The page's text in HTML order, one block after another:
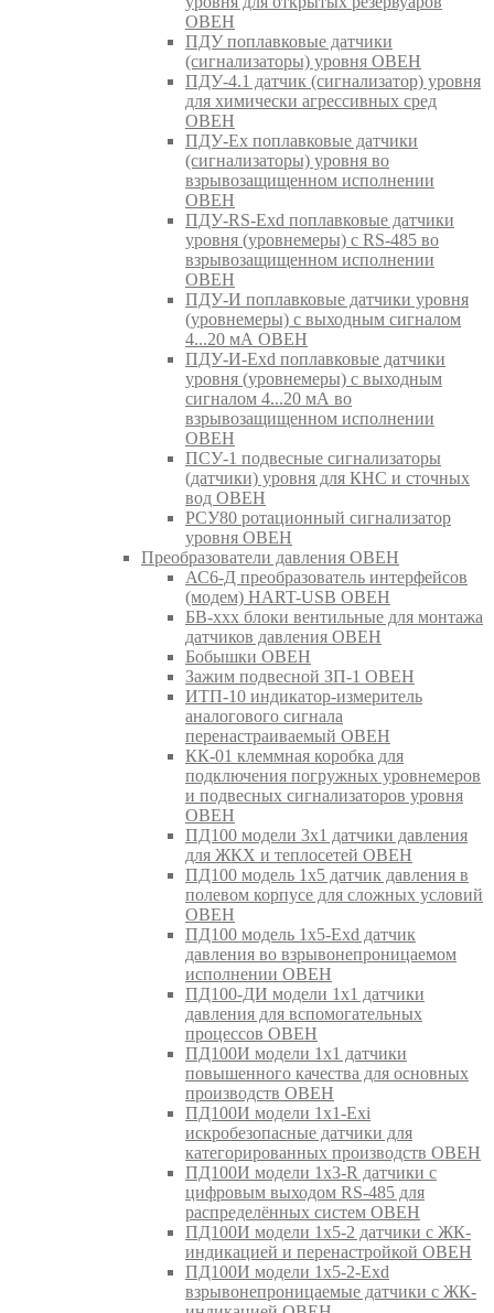
ОВЕН
ПДУ поплавковые датчики
(сигнализаторы) уровня ОВЕН
ПДУ-4.1 датчик (сигнализатор) уровня
для химически агрессивных сред
ОВЕН
ПДУ-Ex поплавковые датчики
(сигнализаторы) уровня во
взрывозащищенном исполнении
ОВЕН
ПДУ-RS-Exd поплавковые датчики
уровня (уровнемеры) с RS-485 во
взрывозащищенном исполнении
ОВЕН
ПДУ-И поплавковые датчики уровня
(уровнемеры) с выходным сигналом
4...20 мА ОВЕН
ПДУ-И-Exd поплавковые датчики
уровня (уровнемеры) с выходным
сигналом 4...20 мА во
взрывозащищенном исполнении
ОВЕН
ПСУ-1 подвесные сигнализаторы
(датчики) уровня для КНС и сточных
вод ОВЕН
РСУ80 ротационный сигнализатор
уровня ОВЕН
Преобразователи давления ОВЕН
АС6-Д преобразователь интерфейсов
(модем) HART-USB ОВЕН
БВ-ххх блоки вентильные для монтажа
датчиков давления ОВЕН
Бобышки ОВЕН
Зажим подвесной ЗП-1 ОВЕН
ИТП-10 индикатор-измеритель
аналогового сигнала
перенастраиваемый ОВЕН
КК-01 клеммная коробка для
подключения погружных уровнемеров
и подвесных сигнализаторов уровня
ОВЕН
ПД100 модели 3х1 датчики давления
для ЖКХ и теплосетей ОВЕН
ПД100 модель 1х5 датчик давления в
полевом корпусе для сложных условий
ОВЕН
ПД100 модель 1х5-Exd датчик
давления во взрывонепроницаемом
исполнении ОВЕН
ПД100-ДИ модели 1х1 датчики
давления для вспомогательных
процессов ОВЕН
ПД100И модели 1х1 датчики
повышенного качества для основных
производств ОВЕН
ПД100И модели 1х1-Exi
искробезопасные датчики для
категорированных производств ОВЕН
ПД100И модели 1х3-R датчики с
цифровым выходом RS-485 для
распределённых систем ОВЕН
ПД100И модели 1х5-2 датчики с ЖК-
индикацией и перенастройкой ОВЕН
ПД100И модели 1х5-2-Exd
взрывонепроницаемые датчики с ЖК-